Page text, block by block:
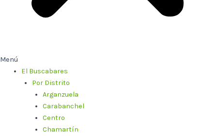
Menú
El Buscabares
Por Distrito
Arganzuela
Carabanchel
Centro
Chamartín